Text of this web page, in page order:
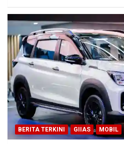
BERITA TERKINI GIIAS MOBIL